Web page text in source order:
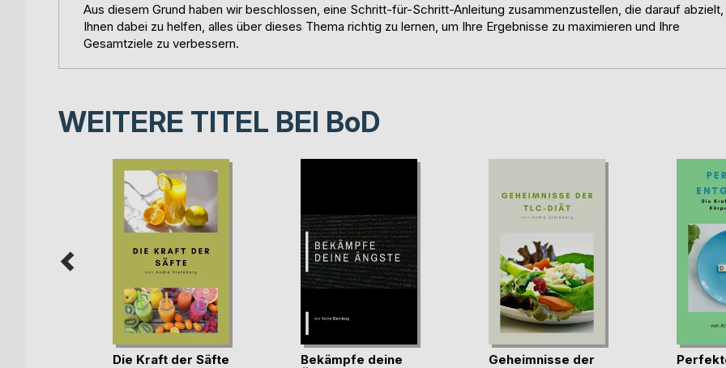
Aus diesem Grund haben wir beschlossen, eine Schritt-für-Schritt-Anleitung zusammenzustellen, die darauf abzielt,
Ihnen dabei zu helfen, alles über dieses Thema richtig zu lernen, um Ihre Ergebnisse zu maximieren und Ihre
Gesamtziele zu verbessern.
WEITERE TITEL BEI BoD
Die Kraft der Säfte
Bekämpfe deine
Geheimnisse der